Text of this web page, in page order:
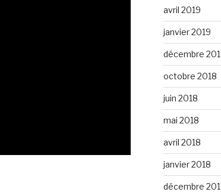
avril 2019
janvier 2019
décembre
octobre 2018
juin 2018
mai 2018
avril 2018
janvier 2018
décembre